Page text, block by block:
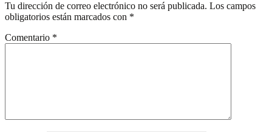
Tu dirección de correo electrónico no será publicada. Los campos
obligatorios están marcados con *
Comentario *